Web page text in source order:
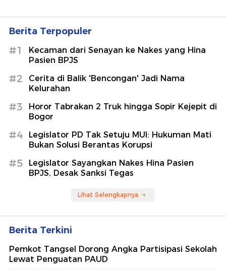
Berita Terpopuler
#1
Kecaman dari Senayan ke Nakes yang Hina
Pasien BPJS
#2
Cerita di Balik 'Bencongan' Jadi Nama
Kelurahan
#3
Horor Tabrakan 2 Truk hingga Sopir Kejepit di
Bogor
#4
Legislator PD Tak Setuju MUI: Hukuman Mati
Bukan Solusi Berantas Korupsi
#5
Legislator Sayangkan Nakes Hina Pasien
BPJS, Desak Sanksi Tegas
Lihat Selengkapnya
Berita Terkini
Pemkot Tangsel Dorong Angka Partisipasi Sekolah
Lewat Penguatan PAUD